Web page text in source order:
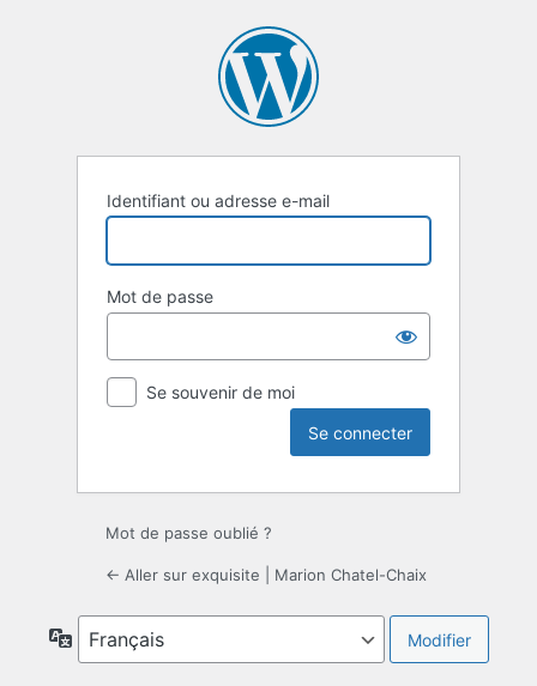
Identifiant ou adresse e-mail
Mot de passe
Se souvenir de moi
Mot de passe oublié ?
← Aller sur exquisite | Marion Chatel-Chaix
Langue